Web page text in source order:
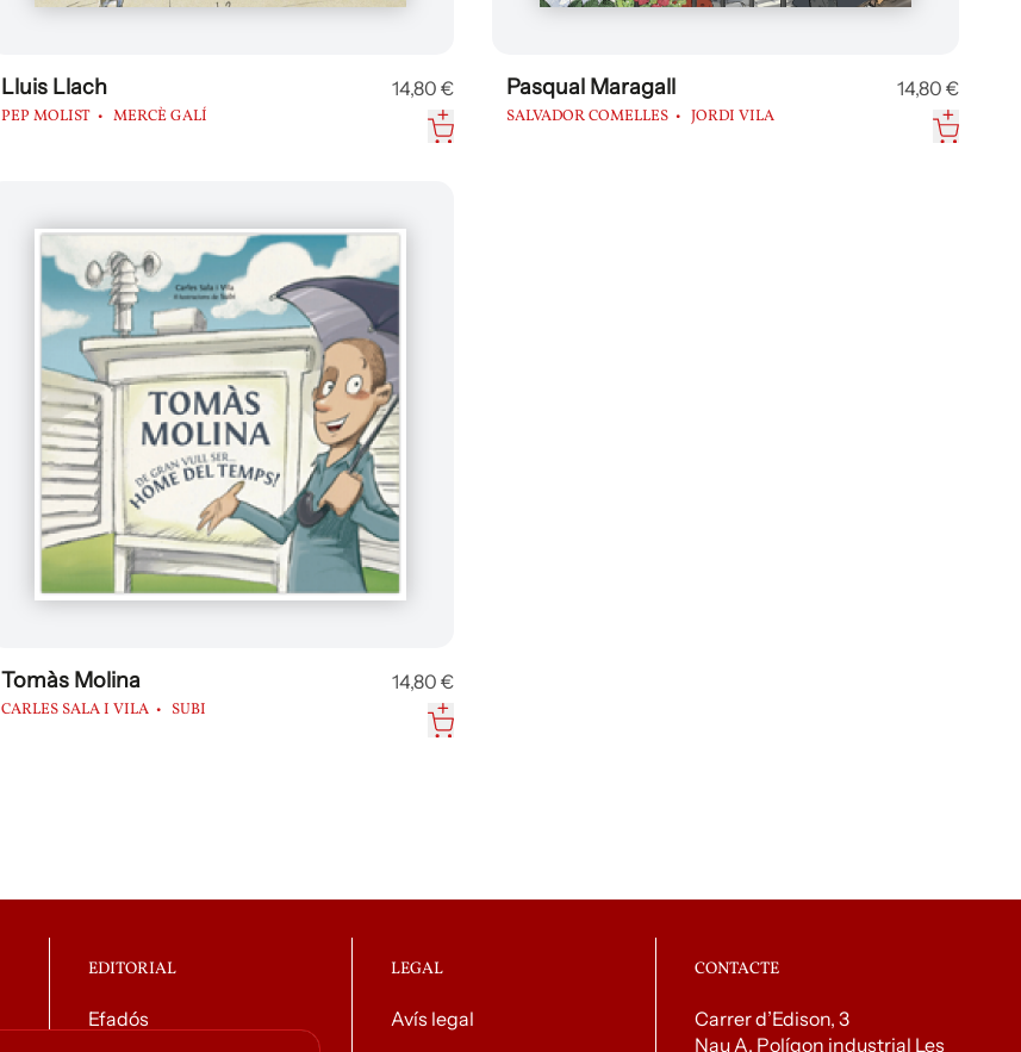
Lluis Llach
PEP MOLIST MERCÈ GALÍ
14,80 € Pasqual Maragall
SALVADOR COMELLES JORDI VILA
14,80 €
Tomàs Molina
CARLES SALA I VILA SUBI
14,80 €
EDITORIAL
Efadós
LEGAL
Avís legal
CONTACTE
Carrer d’Edison, 3
Nau A. Polígon industrial Les